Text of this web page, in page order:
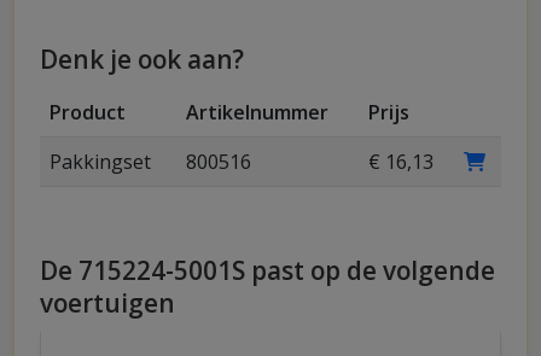
Denk je ook aan?
Product Artikelnummer
Prijs
Pakkingset
800516 € 16,13
De 715224-5001S past op de volgende
voertuigen